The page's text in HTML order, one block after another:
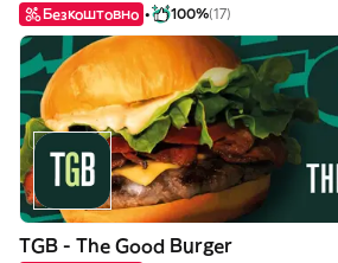
Безкоштовно 100%(17)
TGB - The Good Burger